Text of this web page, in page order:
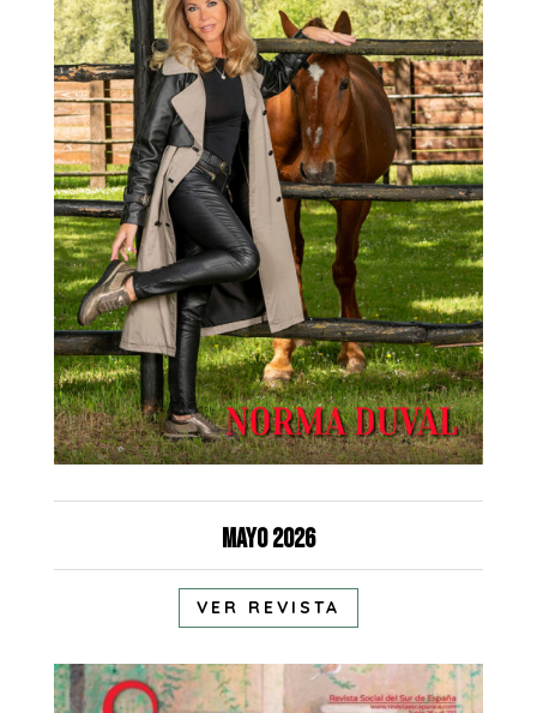
Mayo 2026
VER REVISTA